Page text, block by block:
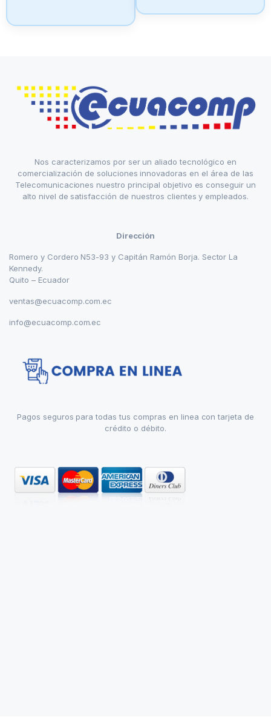
Nos caracterizamos por ser un aliado tecnológico en
comercialización de soluciones innovadoras en el área de las
Telecomunicaciones nuestro principal objetivo es conseguir un
alto nivel de satisfacción de nuestros clientes y empleados.
Dirección
Romero y Cordero N53-93 y Capitán Ramón Borja. Sector La
Kennedy.
Quito – Ecuador
ventas@ecuacomp.com.ec
info@ecuacomp.com.ec
Pagos seguros para todas tus compras en linea con tarjeta de
crédito o débito.